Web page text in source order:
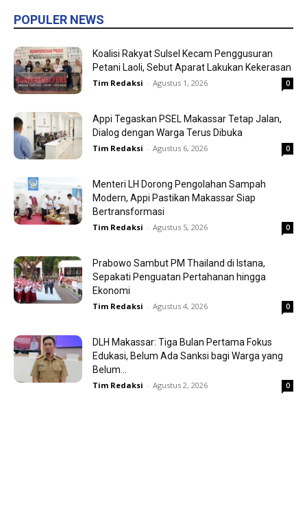
POPULER NEWS
Koalisi Rakyat Sulsel Kecam Penggusuran
Petani Laoli, Sebut Aparat Lakukan Kekerasan
Tim Redaksi - Agustus 1, 2026 0
Appi Tegaskan PSEL Makassar Tetap Jalan,
Dialog dengan Warga Terus Dibuka
Tim Redaksi - Agustus 6, 2026 0
Menteri LH Dorong Pengolahan Sampah
Modern, Appi Pastikan Makassar Siap
Bertransformasi
Tim Redaksi - Agustus 5, 2026 0
Prabowo Sambut PM Thailand di Istana,
Sepakati Penguatan Pertahanan hingga
Ekonomi
Tim Redaksi - Agustus 4, 2026 0
DLH Makassar: Tiga Bulan Pertama Fokus
Edukasi, Belum Ada Sanksi bagi Warga yang
Belum...
Tim Redaksi - Agustus 2, 2026 0